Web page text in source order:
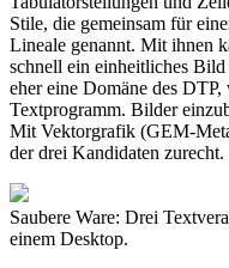
Stile, die gemeinsam für
Lineale genannt. Mit ihnen
schnell ein einheitliches Bild
eher eine Domäne des
Textprogramm. Bilder
Mit Vektorgrafik (GEM-
der drei Kandidaten zurecht.
Saubere Ware: Drei
einem Desktop.